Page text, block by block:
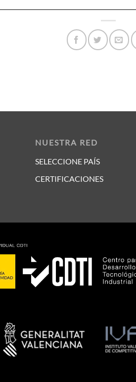
NUESTRA RED
SELECCIONE PAÍS
CERTIFICACIONES